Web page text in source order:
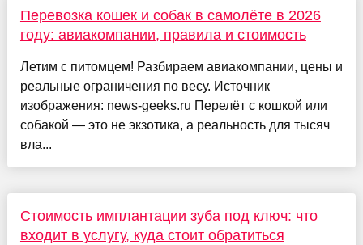
Перевозка кошек и собак в самолёте в 2026
году: авиакомпании, правила и стоимость
Летим с питомцем! Разбираем авиакомпании, цены и
реальные ограничения по весу. Источник
изображения: news-geeks.ru Перелёт с кошкой или
собакой — это не экзотика, а реальность для тысяч
вла...
Стоимость имплантации зуба под ключ: что
входит в услугу, куда стоит обратиться